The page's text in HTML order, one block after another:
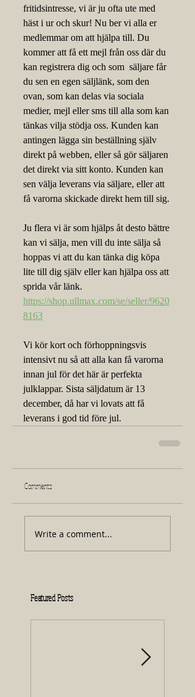
fritidsintresse, vi är ju ofta ute med
häst i ur och skur! Nu ber vi alla er
medlemmar om att hjälpa till. Du
kommer att få ett mejl från oss där du
kan registrera dig och som  säljare får
du sen en egen säljlänk, som den
ovan, som kan delas via sociala
medier, mejl eller sms till alla som kan
tänkas vilja stödja oss. Kunden kan
antingen lägga sin beställning själv
direkt på webben, eller så gör säljaren
det direkt via sitt konto. Kunden kan
sen välja leverans via säljare, eller att
få varorna skickade direkt hem till sig.
Ju flera vi är som hjälps åt desto bättre
kan vi sälja, men vill du inte sälja så
hoppas vi att du kan tänka dig köpa
lite till dig själv eller kan hjälpa oss att
sprida vår länk.
https://shop.ullmax.com/se/seller/9620
8163
Vi kör kort och förhoppningsvis
intensivt nu så att alla kan få varorna
innan jul för det här är perfekta
julklappar. Sista säljdatum är 13
december, då har vi lovats att få
leverans i god tid före jul.
Comments
Write a comment...
Featured Posts